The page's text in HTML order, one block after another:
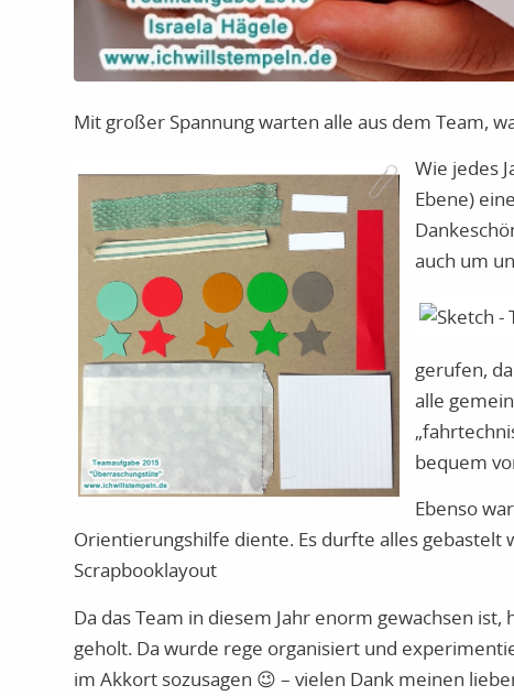
Mit großer Spannung warten alle aus dem Team,
Wie jedes
Ebene)
auch um
gerufen,
alle
bequem
Ebenso
Orientierungshilfe diente. Es durfte alles gebastelt
Scrapbooklayout
Da das Team in diesem Jahr enorm gewachsen
geholt. Da wurde rege organisiert und
im Akkort sozusagen 😉 – vielen Dank meinen